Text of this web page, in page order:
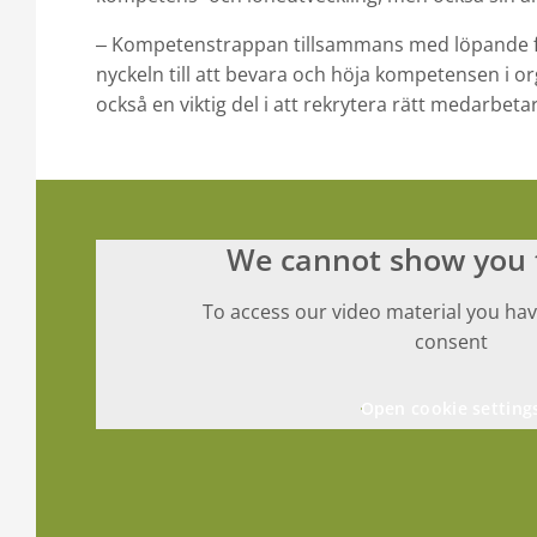
– Kompetenstrappan tillsammans med
nyckeln till att bevara och höja kompetensen i
också en viktig del i att rekrytera rätt
We cannot show
To access our video material you
consent
Open cookie